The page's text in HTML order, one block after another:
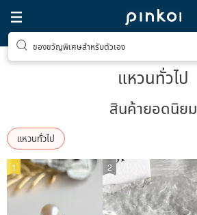
ของขวัญพิเศษสำหรับตัวเอง
แหวนทั่วไป
สินค้ายอดนิยม
แหวนทั่วไป
1 2